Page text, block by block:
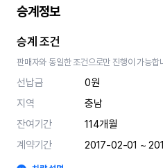
승계정보
승계 조건
판매자와 동일한 조건으로만 진행이 가능합
선납금
0원
지역
충남
잔여기간
114개월
계약기간
2017-02-01 ~